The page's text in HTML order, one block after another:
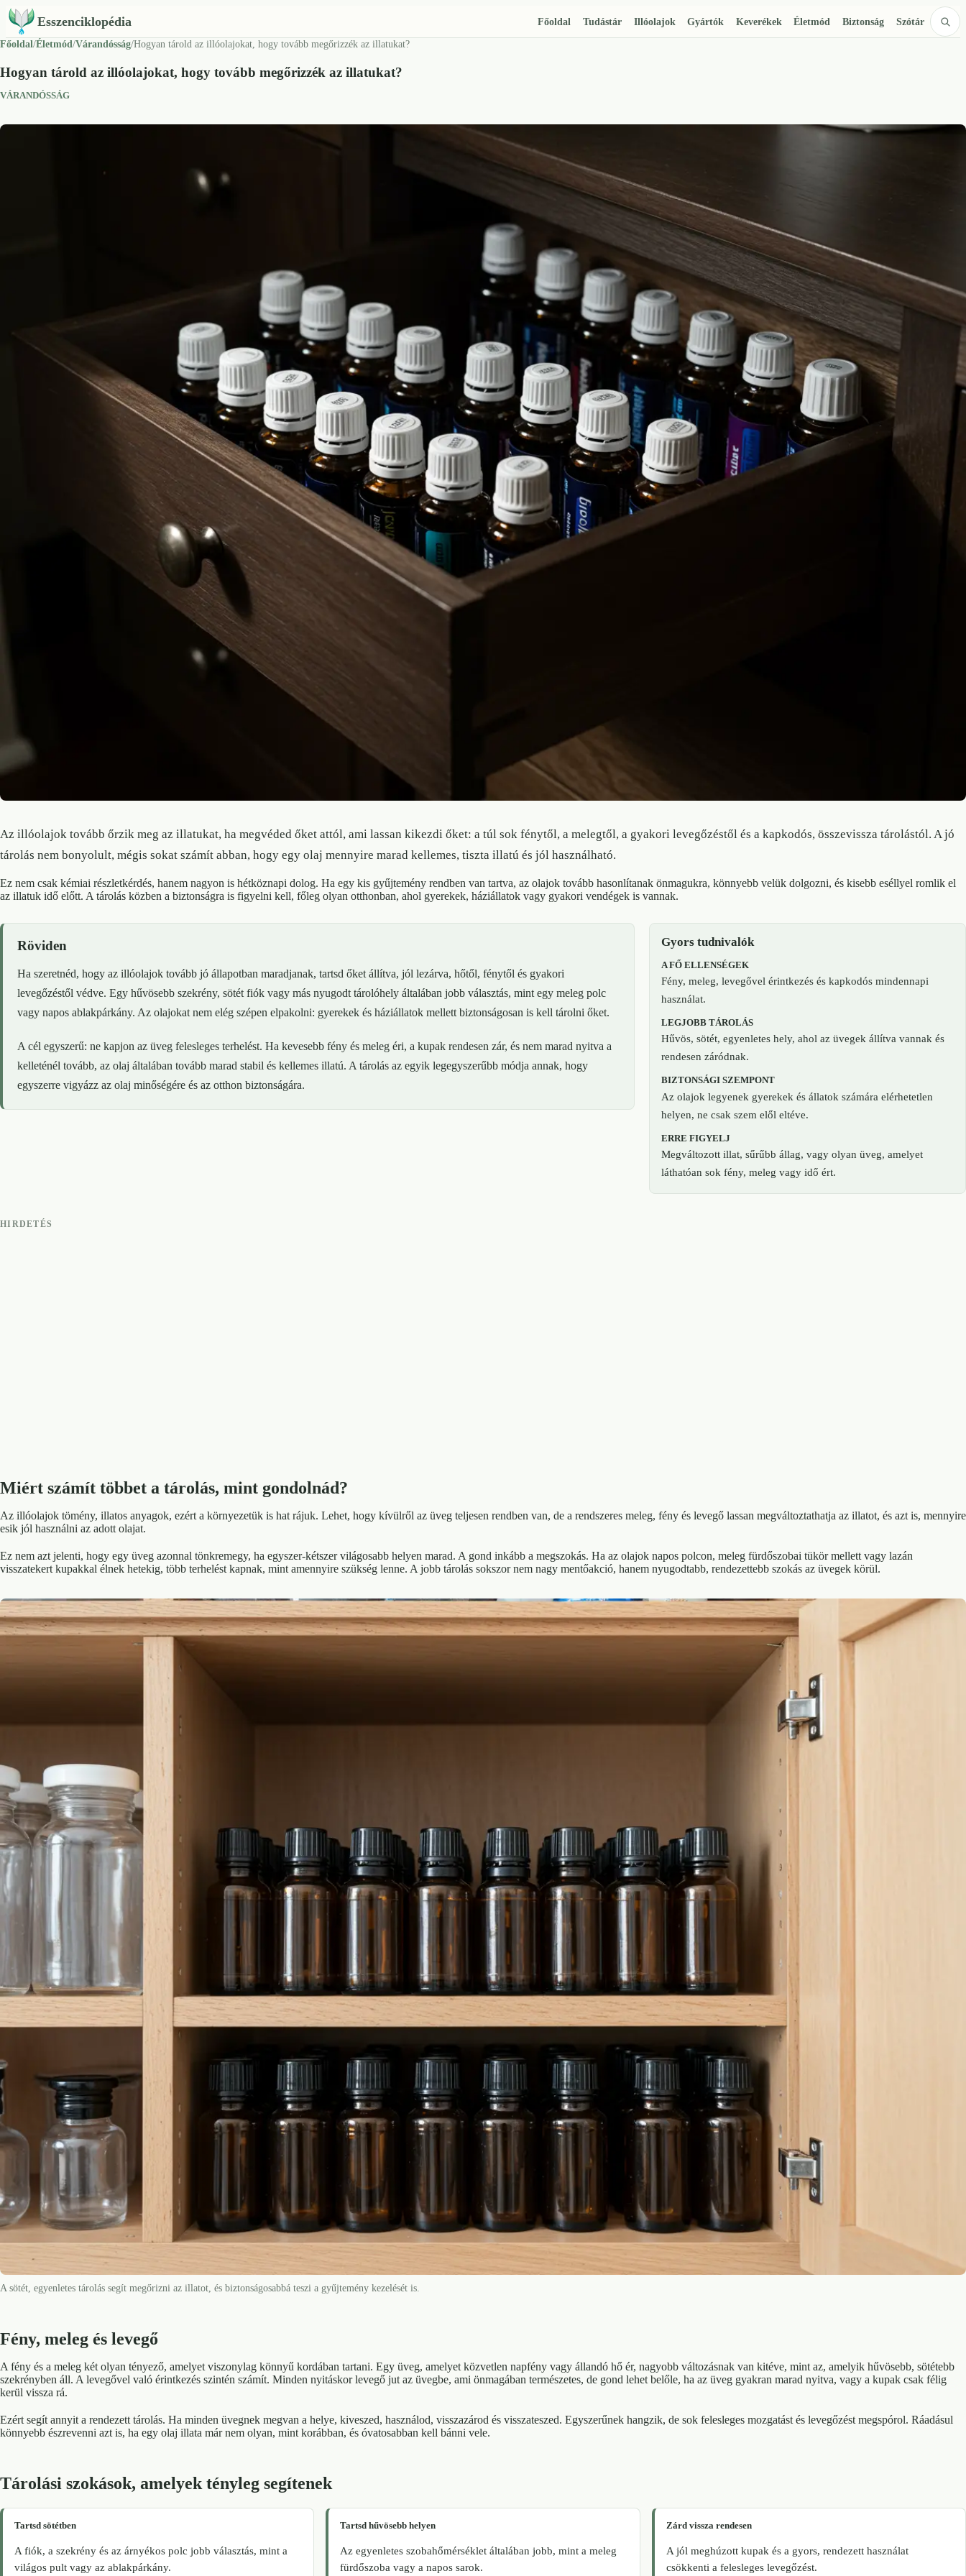
Esszenciklopédia Főoldal Tudástár Illóolajok Gyártók Keverékek Életmód Biztonság
Szótár
Főoldal/Életmód/Várandósság/Hogyan tárold az illóolajokat, hogy tovább megőrizzék az illatukat?
Hogyan tárold az illóolajokat, hogy tovább megőrizzék az illatukat?
VÁRANDÓSSÁG
Az illóolajok tovább őrzik meg az illatukat, ha megvéded őket attól, ami lassan kikezdi őket: a túl sok fénytől, a melegtől, a gyakori levegőzéstől és a kapkodós, összevissza tárolástól. A jó
tárolás nem bonyolult, mégis sokat számít abban, hogy egy olaj mennyire marad kellemes, tiszta illatú és jól használható.
Ez nem csak kémiai részletkérdés, hanem nagyon is hétköznapi dolog. Ha egy kis gyűjtemény rendben van tartva, az olajok tovább hasonlítanak önmagukra, könnyebb velük dolgozni, és kisebb eséllyel romlik el
az illatuk idő előtt. A tárolás közben a biztonságra is figyelni kell, főleg olyan otthonban, ahol gyerekek, háziállatok vagy gyakori vendégek is vannak.
Röviden
Ha szeretnéd, hogy az illóolajok tovább jó állapotban maradjanak, tartsd őket állítva, jól lezárva, hőtől, fénytől és gyakori
levegőzéstől védve. Egy hűvösebb szekrény, sötét fiók vagy más nyugodt tárolóhely általában jobb választás, mint egy meleg polc
vagy napos ablakpárkány. Az olajokat nem elég szépen elpakolni: gyerekek és háziállatok mellett biztonságosan is kell tárolni őket.
A cél egyszerű: ne kapjon az üveg felesleges terhelést. Ha kevesebb fény és meleg éri, a kupak rendesen zár, és nem marad nyitva a
kelleténél tovább, az olaj általában tovább marad stabil és kellemes illatú. A tárolás az egyik legegyszerűbb módja annak, hogy
egyszerre vigyázz az olaj minőségére és az otthon biztonságára.
Gyors tudnivalók
A FŐ ELLENSÉGEK
Fény, meleg, levegővel érintkezés és kapkodós mindennapi
használat.
LEGJOBB TÁROLÁS
Hűvös, sötét, egyenletes hely, ahol az üvegek állítva vannak és
rendesen záródnak.
BIZTONSÁGI SZEMPONT
Az olajok legyenek gyerekek és állatok számára elérhetetlen
helyen, ne csak szem elől eltéve.
ERRE FIGYELJ
Megváltozott illat, sűrűbb állag, vagy olyan üveg, amelyet
láthatóan sok fény, meleg vagy idő ért.
HIRDETÉS
Miért számít többet a tárolás, mint gondolnád?
Az illóolajok tömény, illatos anyagok, ezért a környezetük is hat rájuk. Lehet, hogy kívülről az üveg teljesen rendben van, de a rendszeres meleg, fény és levegő lassan megváltoztathatja az illatot, és azt is, mennyire
esik jól használni az adott olajat.
Ez nem azt jelenti, hogy egy üveg azonnal tönkremegy, ha egyszer-kétszer világosabb helyen marad. A gond inkább a megszokás. Ha az olajok napos polcon, meleg fürdőszobai tükör mellett vagy lazán
visszatekert kupakkal élnek hetekig, több terhelést kapnak, mint amennyire szükség lenne. A jobb tárolás sokszor nem nagy mentőakció, hanem nyugodtabb, rendezettebb szokás az üvegek körül.
A sötét, egyenletes tárolás segít megőrizni az illatot, és biztonságosabbá teszi a gyűjtemény kezelését is.
Fény, meleg és levegő
A fény és a meleg két olyan tényező, amelyet viszonylag könnyű kordában tartani. Egy üveg, amelyet közvetlen napfény vagy állandó hő ér, nagyobb változásnak van kitéve, mint az, amelyik hűvösebb, sötétebb
szekrényben áll. A levegővel való érintkezés szintén számít. Minden nyitáskor levegő jut az üvegbe, ami önmagában természetes, de gond lehet belőle, ha az üveg gyakran marad nyitva, vagy a kupak csak félig
kerül vissza rá.
Ezért segít annyit a rendezett tárolás. Ha minden üvegnek megvan a helye, kiveszed, használod, visszazárod és visszateszed. Egyszerűnek hangzik, de sok felesleges mozgatást és levegőzést megspórol. Ráadásul
könnyebb észrevenni azt is, ha egy olaj illata már nem olyan, mint korábban, és óvatosabban kell bánni vele.
Tárolási szokások, amelyek tényleg segítenek
Tartsd sötétben
A fiók, a szekrény és az árnyékos polc jobb választás, mint a
világos pult vagy az ablakpárkány.
Tartsd hűvösebb helyen
Az egyenletes szobahőmérséklet általában jobb, mint a meleg
fürdőszoba vagy a napos sarok.
Zárd vissza rendesen
A jól meghúzott kupak és a gyors, rendezett használat
csökkenti a felesleges levegőzést.